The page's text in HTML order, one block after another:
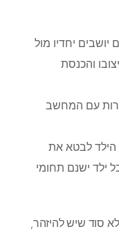
יושבים יחדיו מול
והכנסת
עם המחשב
הילד לבטא את
ילד ישנם תחומי
סוד שיש להיזהר,